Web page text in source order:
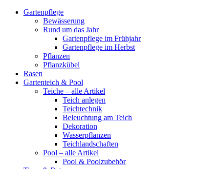
Gartenpflege
Bewässerung
Rund um das Jahr
Gartenpflege im Frühjahr
Gartenpflege im Herbst
Pflanzen
Pflanzkübel
Rasen
Gartenteich & Pool
Teiche – alle Artikel
Teich anlegen
Teichtechnik
Beleuchtung am Teich
Dekoration
Wasserpflanzen
Teichlandschaften
Pool – alle Artikel
Pool & Poolzubehör